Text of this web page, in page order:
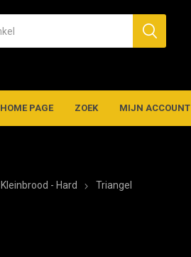
HOME PAGE ZOEK MIJN ACCOUNT
Kleinbrood - Hard Triangel